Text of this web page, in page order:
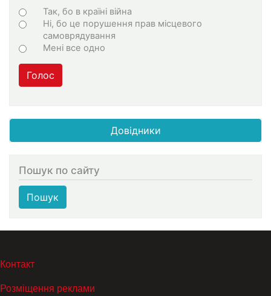
Варіанти
Так, бо в країні війна
Ні, бо це порушення прав місцевого
самоврядування
Мені все одно
Голос
Довідники
Пошук по сайту
Пошук
МЕНЮ В ПОДВАЛЕ
Контакт
Розміщення реклами